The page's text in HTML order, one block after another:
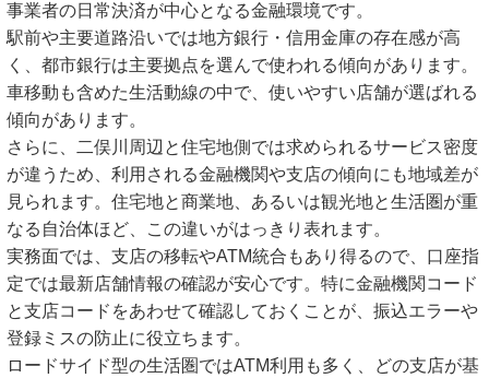
事業者の日常決済が中心となる金融環境です。
駅前や主要道路沿いでは地方銀行・信用金庫の存在感が高
く、都市銀行は主要拠点を選んで使われる傾向があります。
車移動も含めた生活動線の中で、使いやすい店舗が選ばれる
傾向があります。
さらに、二俣川周辺と住宅地側では求められるサービス密度
が違うため、利用される金融機関や支店の傾向にも地域差が
見られます。住宅地と商業地、あるいは観光地と生活圏が重
なる自治体ほど、この違いがはっきり表れます。
実務面では、支店の移転やATM統合もあり得るので、口座指
定では最新店舗情報の確認が安心です。特に金融機関コード
と支店コードをあわせて確認しておくことが、振込エラーや
登録ミスの防止に役立ちます。
ロードサイド型の生活圏ではATM利用も多く、どの支店が基